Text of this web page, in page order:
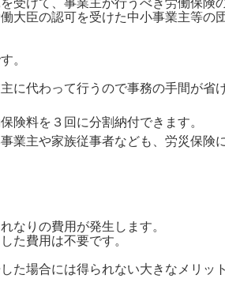
受けて、事業主が行うべき労働保険
大臣の認可を受けた中小事業主等の団
。
に代わって行うので事務の手間が省
険料を３回に分割納付できます。
業主や家族従事者なども、労災保険
なりの費用が発生します。
た費用は不要です。
た場合には得られない大きなメリット